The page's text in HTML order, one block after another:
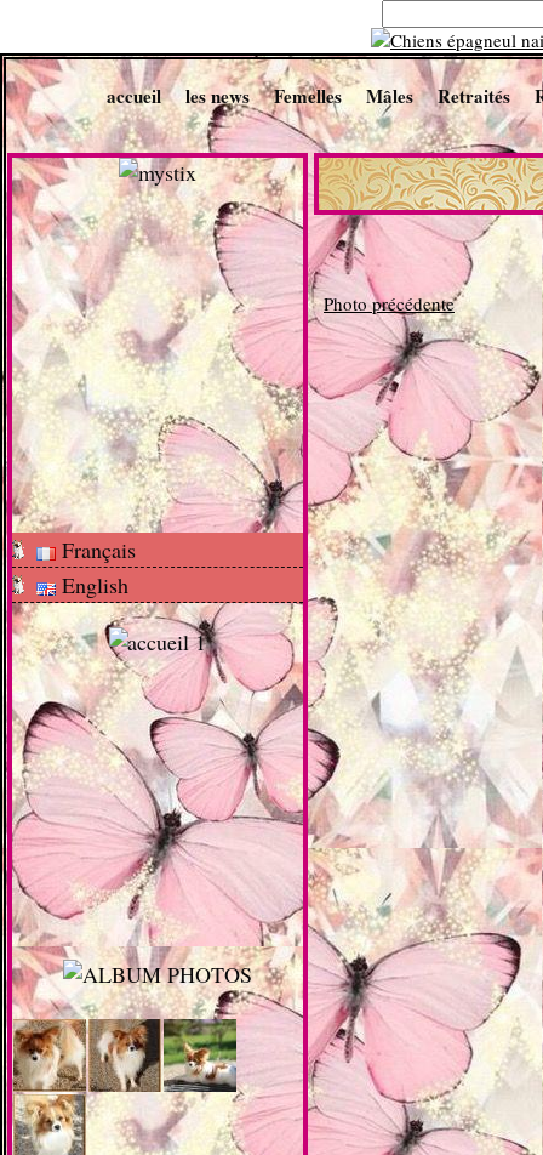
accueil les news Femelles Mâles Retraités
Français
English
Photo précédente